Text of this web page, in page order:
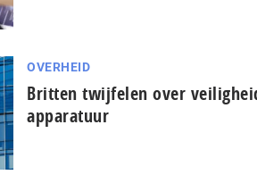
OVERHEID
Britten twijfelen over
apparatuur